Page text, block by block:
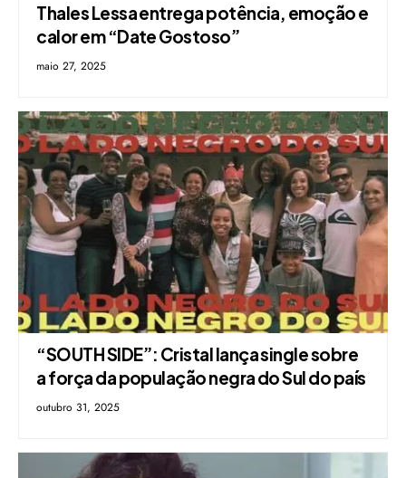
Thales Lessa entrega potência, emoção e
calor em “Date Gostoso”
maio 27, 2025
“SOUTH SIDE”: Cristal lança single sobre
a força da população negra do Sul do país
outubro 31, 2025